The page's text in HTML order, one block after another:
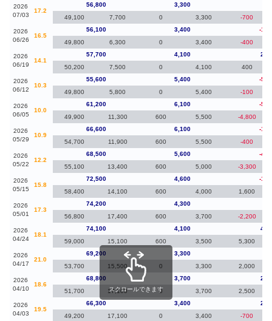
2026
07/03
17.2
56,800 3,300
49,100
7,700 0 3,300 -700
2026
06/26
16.5
56,100 3,400
-
49,800
6,300 0 3,400 -400
2026
06/19
14.1
57,700 4,100
50,200
7,500 0 4,100 400
2026
06/12
10.3
55,600 5,400
-
49,800
5,800 0 5,400 -100
2026
06/05
10.0
61,200 6,100
-
49,900
11,300 600 5,500 -4,800
2026
05/29
10.9
66,600 6,100
-
54,700
11,900 600 5,500 -400
2026
05/22
12.2
68,500 5,600
-
55,100
13,400 600 5,000 -3,300
2026
05/15
15.8
72,500 4,600
-
58,400
14,100 600 4,000 1,600
2026
05/01
17.3
74,200 4,300
56,800
17,400 600 3,700 -2,200
2026
04/24
18.1
74,100 4,100
59,000
15,100 600 3,500 5,300
2026
04/17
21.0
69,200 3,300
53,700
15,500 0 3,300 2,000
2026
04/10
18.6
68,800 3,700
51,700
17,100 0 3,700 2,500
2026
04/03
19.5
66,300 3,400
49,200
17,100 0 3,400 -700
スクロールできます